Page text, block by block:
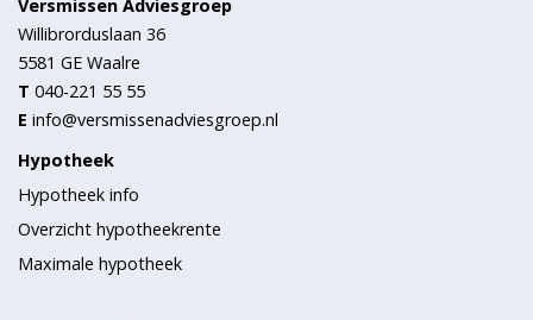
Versmissen Adviesgroep
Willibrorduslaan 36
5581 GE Waalre
T 040-221 55 55
E info@versmissenadviesgroep.nl
Hypotheek
Hypotheek info
Overzicht hypotheekrente
Maximale hypotheek